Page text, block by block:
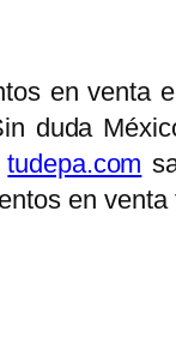
en venta
duda
tudepa.com
en